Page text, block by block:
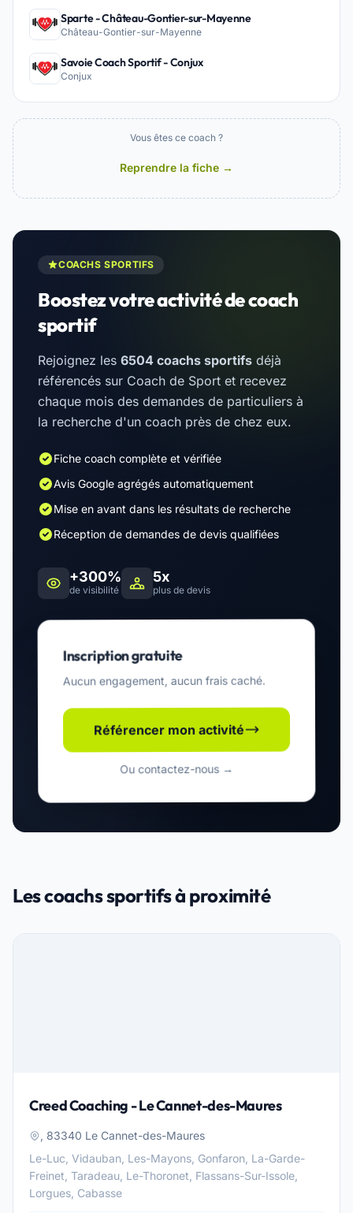
Sparte - Château-Gontier-sur-Mayenne
Château-Gontier-sur-Mayenne
Savoie Coach Sportif - Conjux
Conjux
Vous êtes ce coach ?
Reprendre la fiche →
COACHS SPORTIFS
Boostez votre activité de coach
sportif
Rejoignez les 6504 coachs sportifs déjà
référencés sur Coach de Sport et recevez
chaque mois des demandes de particuliers à
la recherche d'un coach près de chez eux.
Fiche coach complète et vérifiée
Avis Google agrégés automatiquement
Mise en avant dans les résultats de recherche
Réception de demandes de devis qualifiées
+300%
de visibilité
5x
plus de devis
Inscription gratuite
Aucun engagement, aucun frais caché.
Référencer mon activité
Ou contactez-nous →
Les coachs sportifs à proximité
Creed Coaching - Le Cannet-des-Maures
, 83340 Le Cannet-des-Maures
Le-Luc, Vidauban, Les-Mayons, Gonfaron, La-Garde-
Freinet, Taradeau, Le-Thoronet, Flassans-Sur-Issole,
Lorgues, Cabasse